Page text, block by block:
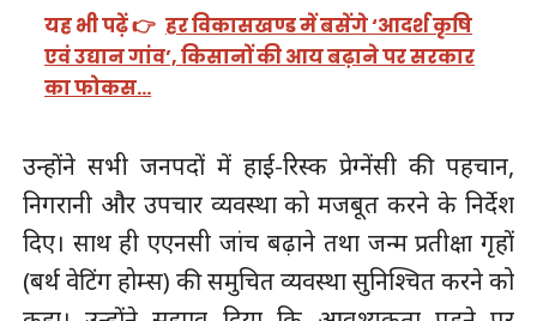
यह भी पढ़ें 👉 हर विकासखण्ड में बसेंगे ‘आदर्श कृषि
एवं उद्यान गांव’, किसानों की आय बढ़ाने पर सरकार
का फोकस…
उन्होंने सभी जनपदों में हाई-रिस्क प्रेग्नेंसी की पहचान,
निगरानी और उपचार व्यवस्था को मजबूत करने के निर्देश
दिए। साथ ही एएनसी जांच बढ़ाने तथा जन्म प्रतीक्षा गृहों
(बर्थ वेटिंग होम्स) की समुचित व्यवस्था सुनिश्चित करने को